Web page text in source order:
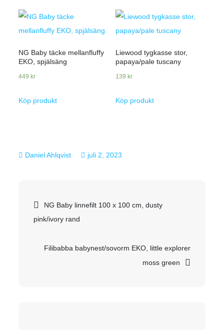
NG Baby täcke mellanfluffy
EKO, spjälsäng
449 kr
Köp produkt
Liewood tygkasse stor,
papaya/pale tuscany
139 kr
Köp produkt
juli 2, 2023
Inläggsnavigering
NG Baby linnefilt 100 x 100 cm, dusty
pink/ivory rand
Filibabba babynest/sovorm EKO, little explorer
moss green